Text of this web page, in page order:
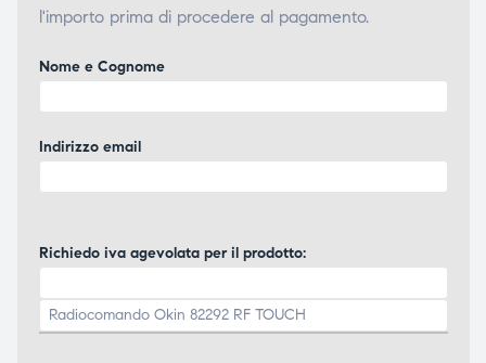
l'importo prima di procedere al pagamento.
Nome e Cognome
Indirizzo email
Richiedo iva agevolata per il prodotto: